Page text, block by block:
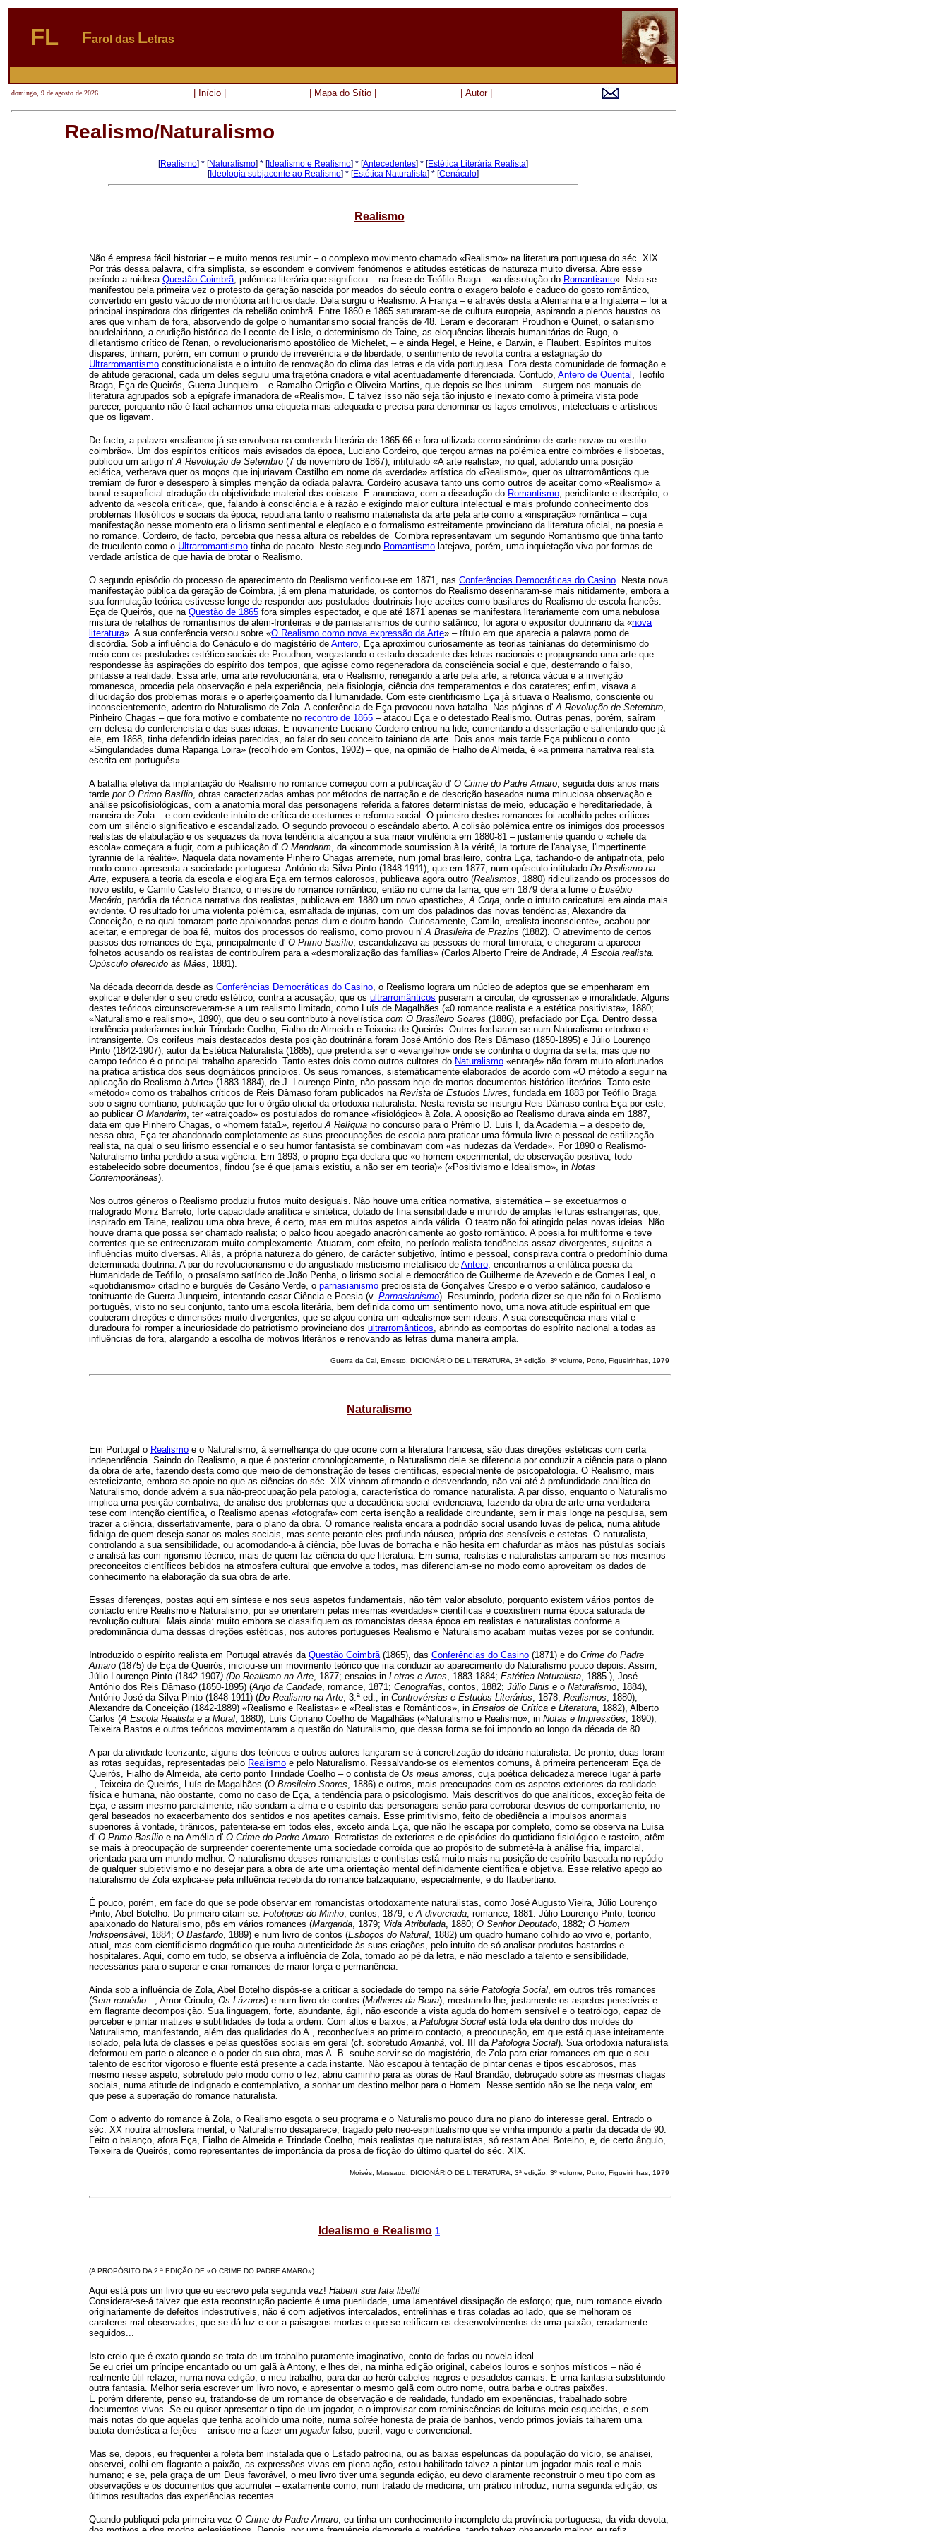
FL Farol das Letras
domingo, 9 de agosto de 2026 Início| Mapa do Sítio Autor|
Realismo/Naturalismo
[Realismo] * [Naturalismo] * [Idealismo e Realismo] * [Antecedentes] * [Estética Literária Realista]
[Ideologia subjacente ao Realismo] * [Estética Naturalista] * [Cenáculo]
Realismo
Não é empresa fácil historiar – e muito menos resumir – o complexo movimento chamado «Realismo» na literatura portuguesa do séc. XIX.
Por trás dessa palavra, cifra simplista, se escondem e convivem fenómenos e atitudes estéticas de natureza muito diversa. Abre esse
período a ruidosa Questão Coimbrã, polémica literária que significou – na frase de Teófilo Braga – «a dissolução do Romantismo». Nela se
manifestou pela primeira vez o protesto da geração nascida por meados do século contra o exagero balofo e caduco do gosto romântico,
convertido em gesto vácuo de monótona artificiosidade. Dela surgiu o Realismo. A França – e através desta a Alemanha e a Inglaterra – foi a
principal inspiradora dos dirigentes da rebelião coimbrã. Entre 1860 e 1865 saturaram-se de cultura europeia, aspirando a plenos haustos os
ares que vinham de fora, absorvendo de golpe o humanitarismo social francês de 48. Leram e decoraram Proudhon e Quinet, o satanismo
baudelairiano, a erudição histórica de Leconte de Lisle, o determinismo de Taine, as eloquências liberais humanitárias de Rugo, o
diletantismo crítico de Renan, o revolucionarismo apostólico de Michelet, – e ainda Hegel, e Heine, e Darwin, e Flaubert. Espíritos muitos
díspares, tinham, porém, em comum o prurido de irreverência e de liberdade, o sentimento de revolta contra a estagnação do
Ultrarromantismo constitucionalista e o intuito de renovação do clima das letras e da vida portuguesa. Fora desta comunidade de formação e
de atitude geracional, cada um deles seguiu uma trajetória criadora e vital acentuadamente diferenciada. Contudo, Antero de Quental , Teófilo
Braga, Eça de Queirós, Guerra Junqueiro – e Ramalho Ortigão e Oliveira Martins, que depois se lhes uniram – surgem nos manuais de
literatura agrupados sob a epígrafe irmanadora de «Realismo». E talvez isso não seja tão injusto e inexato como à primeira vista pode
parecer, porquanto não é fácil acharmos uma etiqueta mais adequada e precisa para denominar os laços emotivos, intelectuais e artísticos
que os ligavam.
De facto, a palavra «realismo» já se envolvera na contenda literária de 1865-66 e fora utilizada como sinónimo de «arte nova» ou «estilo
coimbrão». Um dos espíritos críticos mais avisados da época, Luciano Cordeiro, que terçou armas na polémica entre coimbrões e lisboetas,
publicou um artigo n' A Revolução de Setembro (7 de novembro de 1867), intitulado «A arte realista», no qual, adotando uma posição
eclética, verberava quer os moços que injuriavam Castilho em nome da «verdade» artística do «Realismo», quer os ultrarromânticos que
tremiam de furor e desespero à simples menção da odiada palavra. Cordeiro acusava tanto uns como outros de aceitar como «Realismo» a
banal e superficial «tradução da objetividade material das coisas». E anunciava, com a dissolução do Romantismo, periclitante e decrépito, o
advento da «escola crítica», que, falando à consciência e à razão e exigindo maior cultura intelectual e mais profundo conhecimento dos
problemas filosóficos e sociais da época, repudiaria tanto o realismo materialista da arte pela arte como a «inspiração» romântica – cuja
manifestação nesse momento era o lirismo sentimental e elegíaco e o formalismo estreitamente provinciano da literatura oficial, na poesia e
no romance. Cordeiro, de facto, percebia que nessa altura os rebeldes de Coimbra representavam um segundo Romantismo que tinha tanto
de truculento como o Ultrarromantismo tinha de pacato. Neste segundo Romantismo latejava, porém, uma inquietação viva por formas de
verdade artística de que havia de brotar o Realismo.
O segundo episódio do processo de aparecimento do Realismo verificou-se em 1871, nas Conferências Democráticas do Casino. Nesta nova
manifestação pública da geração de Coimbra, já em plena maturidade, os contornos do Realismo desenharam-se mais nitidamente, embora a
sua formulação teórica estivesse longe de responder aos postulados doutrinais hoje aceites como basilares do Realismo de escola francês.
Eça de Queirós, que na Questão de 1865 fora simples espectador, e que até 1871 apenas se manifestara literariamente com uma nebulosa
mistura de retalhos de romantismos de além-fronteiras e de parnasianismos de cunho satânico, foi agora o expositor doutrinário da «nova
literatura». A sua conferência versou sobre «O Realismo como nova expressão da Arte» – título em que aparecia a palavra pomo de
discórdia. Sob a influência do Cenáculo e do magistério de Antero, Eça aproximou curiosamente as teorias tainianas do determinismo do
meio com os postulados estético-sociais de Proudhon, vergastando o estado decadente das letras nacionais e propugnando uma arte que
respondesse às aspirações do espírito dos tempos, que agisse como regeneradora da consciência social e que, desterrando o falso,
pintasse a realidade. Essa arte, uma arte revolucionária, era o Realismo; renegando a arte pela arte, a retórica vácua e a invenção
romanesca, procedia pela observação e pela experiência, pela fisiologia, ciência dos temperamentos e dos carateres; enfim, visava a
dilucidação dos problemas morais e o aperfeiçoamento da Humanidade. Com este cientificismo Eça já situava o Realismo, consciente ou
inconscientemente, adentro do Naturalismo de Zola. A conferência de Eça provocou nova batalha. Nas páginas d' A Revolução de Setembro,
Pinheiro Chagas – que fora motivo e combatente no recontro de 1865 – atacou Eça e o detestado Realismo. Outras penas, porém, saíram
em defesa do conferencista e das suas ideias. E novamente Luciano Cordeiro entrou na lide, comentando a dissertação e salientando que já
ele, em 1868, tinha defendido ideias parecidas, ao falar do seu conceito tainiano da arte. Dois anos mais tarde Eça publicou o conto
«Singularidades duma Rapariga Loira» (recolhido em Contos, 1902) – que, na opinião de Fialho de Almeida, é «a primeira narrativa realista
escrita em português».
A batalha efetiva da implantação do Realismo no romance começou com a publicação d' O Crime do Padre Amaro, seguida dois anos mais
tarde por O Primo Basílio, obras caracterizadas ambas por métodos de narração e de descrição baseados numa minuciosa observação e
análise psicofisiológicas, com a anatomia moral das personagens referida a fatores deterministas de meio, educação e hereditariedade, à
maneira de Zola – e com evidente intuito de crítica de costumes e reforma social. O primeiro destes romances foi acolhido pelos críticos
com um silêncio significativo e escandalizado. O segundo provocou o escândalo aberto. A colisão polémica entre os inimigos dos processos
realistas de efabulação e os sequazes da nova tendência alcançou a sua maior virulência em 1880-81 – justamente quando o «chefe da
escola» começara a fugir, com a publicação d' O Mandarim, da «incommode soumission à la vérité, la torture de l'analyse, l'impertinente
tyrannie de la réalité». Naquela data novamente Pinheiro Chagas arremete, num jornal brasileiro, contra Eça, tachando-o de antipatriota, pelo
modo como apresenta a sociedade portuguesa. António da Silva Pinto (1848-1911), que em 1877, num opúsculo intitulado Do Realismo na
Arte, expusera a teoria da escola e elogiara Eça em termos calorosos, publicava agora outro (Realismos, 1880) ridiculizando os processos do
novo estilo; e Camilo Castelo Branco, o mestre do romance romântico, então no cume da fama, que em 1879 dera a lume o Eusébio
Macário, paródia da técnica narrativa dos realistas, publicava em 1880 um novo «pastiche»,A Corja, onde o intuito caricatural era ainda mais
evidente. O resultado foi uma violenta polémica, esmaltada de injúrias, com um dos paladinos das novas tendências, Alexandre da
Conceição, e na qual tomaram parte apaixonadas penas dum e doutro bando. Curiosamente, Camilo, «realista inconsciente», acabou por
aceitar, e empregar de boa fé, muitos dos processos do realismo, como provou n'A Brasileira de Prazins (1882). O atrevimento de certos
passos dos romances de Eça, principalmente d' O Primo Basílio, escandalizava as pessoas de moral timorata, e chegaram a aparecer
folhetos acusando os realistas de contribuírem para a «desmoralização das famílias» (Carlos Alberto Freire de Andrade,A Escola realista.
Opúsculo oferecido às Mães, 1881).
Na década decorrida desde as Conferências Democráticas do Casino, o Realismo lograra um núcleo de adeptos que se empenharam em
explicar e defender o seu credo estético, contra a acusação, que os ultrarromânticos puseram a circular, de «grosseria» e imoralidade. Alguns
destes teóricos circunscreveram-se a um realismo limitado, como Luís de Magalhães («0 romance realista e a estética positivista», 1880;
«Naturalismo e realismo», 1890), que deu o seu contributo à novelística com O Brasileiro Soares (1886), prefaciado por Eça. Dentro dessa
tendência poderíamos incluir Trindade Coelho, Fialho de Almeida e Teixeira de Queirós. Outros fecharam-se num Naturalismo ortodoxo e
intransigente. Os corifeus mais destacados desta posição doutrinária foram José António dos Reis Dâmaso (1850-1895) e Júlio Lourenço
Pinto (1842-1907), autor da Estética Naturalista (1885), que pretendia ser o «evangelho» onde se continha o dogma da seita, mas que no
campo teórico é o principal trabalho aparecido. Tanto estes dois como outros cultores do Naturalismo «enragé» não foram muito afortunados
na prática artística dos seus dogmáticos princípios. Os seus romances, sistemáticamente elaborados de acordo com «O método a seguir na
aplicação do Realismo à Arte» (1883-1884), de J. Lourenço Pinto, não passam hoje de mortos documentos histórico-literários. Tanto este
«método» como os trabalhos críticos de Reis Dâmaso foram publicados na Revista de Estudos Livres, fundada em 1883 por Teófilo Braga
sob o signo comtiano, publicação que foi o órgão oficial da ortodoxia naturalista. Nesta revista se insurgiu Reis Dâmaso contra Eça por este,
ao publicar O Mandarim, ter «atraiçoado» os postulados do romance «fisiológico» à Zola. A oposição ao Realismo durava ainda em 1887,
data em que Pinheiro Chagas, o «homem fata1», rejeitouA Relíquia no concurso para o Prémio D. Luís I, da Academia – a despeito de,
nessa obra, Eça ter abandonado completamente as suas preocupações de escola para praticar uma fórmula livre e pessoal de estilização
realista, na qual o seu lirismo essencial e o seu humor fantasista se combinavam com «as nudezas da Verdade». Por 1890 o Realismo-
Naturalismo tinha perdido a sua vigência. Em 1893, o próprio Eça declara que «o homem experimental, de observação positiva, todo
estabelecido sobre documentos, findou (se é que jamais existiu, a não ser em teoria)» («Positivismo e Idealismo», in Notas
Contemporâneas).
Nos outros géneros o Realismo produziu frutos muito desiguais. Não houve uma crítica normativa, sistemática – se excetuarmos o
malogrado Moniz Barreto, forte capacidade analítica e sintética, dotado de fina sensibilidade e munido de amplas leituras estrangeiras, que,
inspirado em Taine, realizou uma obra breve, é certo, mas em muitos aspetos ainda válida. O teatro não foi atingido pelas novas ideias. Não
houve drama que possa ser chamado realista; o palco ficou apegado anacrónicamente ao gosto romântico. A poesia foi multiforme e teve
correntes que se entrecruzaram muito complexamente. Atuaram, com efeito, no período realista tendências assaz divergentes, sujeitas a
influências muito diversas. Aliás, a própria natureza do género, de carácter subjetivo, íntimo e pessoal, conspirava contra o predomínio duma
determinada doutrina. A par do revolucionarismo e do angustiado misticismo metafísico de Antero, encontramos a enfática poesia da
Humanidade de Teófilo, o prosaísmo satírico de João Penha, o lirismo social e democrático de Guilherme de Azevedo e de Gomes Leal, o
«quotidianismo» citadino e burguês de Cesário Verde, o parnasianismo preciosista de Gonçalves Crespo e o verbo satânico, caudaloso e
tonitruante de Guerra Junqueiro, intentando casar Ciência e Poesia (v. Parnasianismo). Resumindo, poderia dizer-se que não foi o Realismo
português, visto no seu conjunto, tanto uma escola literária, bem definida como um sentimento novo, uma nova atitude espiritual em que
couberam direções e dimensões muito divergentes, que se alçou contra um «idealismo» sem ideais. A sua consequência mais vital e
duradoura foi romper a incuriosidade do patriotismo provinciano dos ultrarromânticos, abrindo as comportas do espírito nacional a todas as
influências de fora, alargando a escolha de motivos literários e renovando as letras duma maneira ampla.
Guerra da Cal , Ernesto, DICIONÁRIO DE LITERATURA, 3ª edição, 3º volume, Porto, Figueirinhas, 1979
Naturalismo
Em Portugal o Realismo e o Naturalismo, à semelhança do que ocorre com a literatura francesa, são duas direções estéticas com certa
independência. Saindo do Realismo, a que é posterior cronologicamente, o Naturalismo dele se diferencia por conduzir a ciência para o plano
da obra de arte, fazendo desta como que meio de demonstração de teses científicas, especialmente de psicopatologia. O Realismo, mais
esteticizante, embora se apoie no que as ciências do séc. XIX vinham afirmando e desvendando, não vai até à profundidade analítica do
Naturalismo, donde advém a sua não-preocupação pela patologia, característica do romance naturalista. A par disso, enquanto o Naturalismo
implica uma posição combativa, de análise dos problemas que a decadência social evidenciava, fazendo da obra de arte uma verdadeira
tese com intenção científica, o Realismo apenas «fotografa» com certa isenção a realidade circundante, sem ir mais longe na pesquisa, sem
trazer a ciência, dissertativamente, para o plano da obra. O romance realista encara a podridão social usando luvas de pelica, numa atitude
fidalga de quem deseja sanar os males sociais, mas sente perante eles profunda náusea, própria dos sensíveis e estetas. O naturalista,
controlando a sua sensibilidade, ou acomodando-a à ciência, põe luvas de borracha e não hesita em chafurdar as mãos nas pústulas sociais
e analisá-las com rigorismo técnico, mais de quem faz ciência do que literatura. Em suma, realistas e naturalistas amparam-se nos mesmos
preconceitos científicos bebidos na atmosfera cultural que envolve a todos, mas diferenciam-se no modo como aproveitam os dados de
conhecimento na elaboração da sua obra de arte.
Essas diferenças, postas aqui em síntese e nos seus aspetos fundamentais, não têm valor absoluto, porquanto existem vários pontos de
contacto entre Realismo e Naturalismo, por se orientarem pelas mesmas «verdades» científicas e coexistirem numa época saturada de
revolução cultural. Mais ainda: muito embora se classifiquem os romancistas dessa época em realistas e naturalistas conforme a
predominância duma dessas direções estéticas, nos autores portugueses Realismo e Naturalismo acabam muitas vezes por se confundir.
Introduzido o espírito realista em Portugal através da Questão Coimbrã(1865), das Conferências do Casino (1871) e do Crime do Padre
Amaro (1875) de Eça de Queirós, iniciou-se um movimento teórico que iria conduzir ao aparecimento do Naturalismo pouco depois. Assim,
Júlio Lourenço Pinto (1842-1907) (Do Realismo na Arte, 1877; ensaios in Letras e Artes, 1883-1884; Estética Naturalista, 1885 ), José
António dos Reis Dâmaso (1850-1895) (Anjo da Caridade, romance, 1871; Cenografias, contos, 1882; Júlio Dinis e o Naturalismo, 1884),
António José da Silva Pinto (1848-1911) (Do Realismo na Arte, 3.ª ed., in Controvérsias e Estudos Literários, 1878; Realismos, 1880),
Alexandre da Conceição (1842-1889) «Realismo e Realistas» e «Realistas e Românticos», in Ensaios de Crítica e Literatura, 1882), Alberto
Carlos (A Escola Realista e a Moral, 1880), Luís Cipriano Coe!ho de Magalhães («Naturalismo e Realismo», in Notas e Impressões, 1890),
Teixeira Bastos e outros teóricos movimentaram a questão do Naturalismo, que dessa forma se foi impondo ao longo da década de 80.
A par da atividade teorizante, alguns dos teóricos e outros autores lançaram-se à concretização do ideário naturalista. De pronto, duas foram
as rotas seguidas, representadas pelo Realismo e pelo Naturalismo. Ressalvando-se os elementos comuns, à primeira pertenceram Eça de
Queirós, Fialho de Almeida, até certo ponto Trindade Coelho – o contista de Os meus amores, cuja poética delicadeza merece lugar à parte
–, Teixeira de Queirós, Luís de Magalhães (O Brasileiro Soares, 1886) e outros, mais preocupados com os aspetos exteriores da realidade
física e humana, não obstante, como no caso de Eça, a tendência para o psicologismo. Mais descritivos do que analíticos, exceção feita de
Eça, e assim mesmo parcialmente, não sondam a alma e o espírito das personagens senão para corroborar desvios de comportamento, no
geral baseados no exacerbamento dos sentidos e nos apetites carnais. Esse primitivismo, feito de obediência a impulsos anormais
superiores à vontade, tirânicos, patenteia-se em todos eles, exceto ainda Eça, que não lhe escapa por completo, como se observa na Luísa
d' O Primo Basílio e na Amélia d' O Crime do Padre Amaro. Retratistas de exteriores e de episódios do quotidiano fisiológico e rasteiro, atêm-
se mais à preocupação de surpreender coerentemente uma sociedade corroída que ao propósito de submetê-la à análise fria, imparcial,
orientada para um mundo melhor. O naturalismo desses romancistas e contistas está muito mais na posição de espírito baseada no repúdio
de qualquer subjetivismo e no desejar para a obra de arte uma orientação mental definidamente científica e objetiva. Esse relativo apego ao
naturalismo de Zola explica-se pela influência recebida do romance balzaquiano, especialmente, e do flaubertiano.
É pouco, porém, em face do que se pode observar em romancistas ortodoxamente naturalistas, como José Augusto Vieira, Júlio Lourenço
Pinto, Abel Botelho. Do primeiro citam-se: Fototipias do Minho, contos, 1879, eA divorciada, romance, 1881. Júlio Lourenço Pinto, teórico
apaixonado do Naturalismo, pôs em vários romances (Margarida, 1879; Vida Atribulada, 1880; O Senhor Deputado, 1882; O Homem
Indispensável, 1884; O Bastardo, 1889) e num livro de contos (Esboços do Natural, 1882) um quadro humano colhido ao vivo e, portanto,
atual, mas com cientificismo dogmático que rouba autenticidade às suas criações, pelo intuito de só analisar produtos bastardos e
hospitalares. Aqui, como em tudo, se observa a influência de Zola, tomado ao pé da letra, e não mesclado a talento e sensibilidade,
necessários para o superar e criar romances de maior força e permanência.
Ainda sob a influência de Zola, Abel Botelho dispôs-se a criticar a sociedade do tempo na série Patologia Social, em outros três romances
(Sem remédio..., Amor Crioulo, Os Lázaros) e num livro de contos (Mulheres da Beira), mostrando-lhe, justamente os aspetos perecíveis e
em flagrante decomposição. Sua linguagem, forte, abundante, ágil, não esconde a vista aguda do homem sensível e o teatrólogo, capaz de
perceber e pintar matizes e subtilidades de toda a ordem. Com altos e baixos, a Patologia Social está toda ela dentro dos moldes do
Naturalismo, manifestando, além das qualidades do A., reconhecíveis ao primeiro contacto, a preocupação, em que está quase inteiramente
isolado, pela luta de classes e pelas questões sociais em geral (cf. sobretudoAmanhã, vol. III da Patologia Social). Sua ortodoxia naturalista
deformou em parte o alcance e o poder da sua obra, mas A. B. soube servir-se do magistério, de Zola para criar romances em que o seu
talento de escritor vigoroso e fluente está presente a cada instante. Não escapou à tentação de pintar cenas e tipos escabrosos, mas
mesmo nesse aspeto, sobretudo pelo modo como o fez, abriu caminho para as obras de Raul Brandão, debruçado sobre as mesmas chagas
sociais, numa atitude de indignado e contemplativo, a sonhar um destino melhor para o Homem. Nesse sentido não se lhe nega valor, em
que pese a superação do romance naturalista.
Com o advento do romance à Zola, o Realismo esgota o seu programa e o Naturalismo pouco dura no plano do interesse geral. Entrado o
séc. XX noutra atmosfera mental, o Naturalismo desaparece, tragado pelo neo-espiritualismo que se vinha impondo a partir da década de 90.
Feito o balanço, afora Eça, Fialho de Almeida e Trindade Coelho, mais realistas que naturalistas, só restam Abel Botelho, e, de certo ângulo,
Teixeira de Queirós, como representantes de importância da prosa de ficção do último quartel do séc. XIX.
Moisés , Massaud, DICIONÁRIO DE LITERATURA, 3ª edição, 3º volume, Porto, Figueirinhas, 1979
Idealismo e Realismo 1
(A PROPÓSITO DA 2.ª EDIÇÃO DE «O CRIME DO PADRE AMARO»)
Aqui está pois um livro que eu escrevo pela segunda vez! Habent sua fata libelli!
Considerar-se-á talvez que esta reconstrução paciente é uma puerilidade, uma lamentável dissipação de esforço; que, num romance eivado
originariamente de defeitos indestrutíveis, não é com adjetivos intercalados, entrelinhas e tiras coladas ao lado, que se melhoram os
carateres mal observados, que se dá luz e cor a paisagens mortas e que se retificam os desenvolvimentos de uma paixão, erradamente
seguidos...
Isto creio que é exato quando se trata de um trabalho puramente imaginativo, conto de fadas ou novela ideal.
Se eu criei um príncipe encantado ou um galã à Antony, e lhes dei, na minha edição original, cabelos louros e sonhos místicos – não é
realmente útil refazer, numa nova edição, o meu trabalho, para dar ao herói cabelos negros e pesadelos carnais. É uma fantasia substituindo
outra fantasia. Melhor seria escrever um livro novo, e apresentar o mesmo galã com outro nome, outra barba e outras paixões.
É porém diferente, penso eu, tratando-se de um romance de observação e de realidade, fundado em experiências, trabalhado sobre
documentos vivos. Se eu quiser apresentar o tipo de um jogador, e o improvisar com reminiscências de leituras meio esquecidas, e sem
mais notas do que aquelas que tenha acolhido uma noite, numa soirée honesta de praia de banhos, vendo primos joviais talharem uma
batota doméstica a feijões – arrisco-me a fazer um jogadorfalso, pueril, vago e convencional.
Mas se, depois, eu frequentei a roleta bem instalada que o Estado patrocina, ou as baixas espeluncas da população do vício, se analisei,
observei, colhi em flagrante a paixão, as expressões vivas em plena ação, estou habilitado talvez a pintar um jogador mais real e mais
humano; e se, pela graça de um Deus favorável, o meu livro tiver uma segunda edição, eu devo claramente reconstruir o meu tipo com as
observações e os documentos que acumulei – exatamente como, num tratado de medicina, um prático introduz, numa segunda edição, os
últimos resultados das experiências recentes.
Quando publiquei pela primeira vez O Crime do Padre Amaro, eu tinha um conhecimento incompleto da província portuguesa, da vida devota,